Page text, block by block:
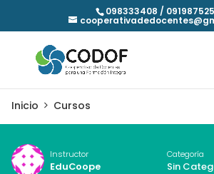
098333408 / 091987525
Inicio Cursos
Instructor
EduCoope
Categoría
Sin